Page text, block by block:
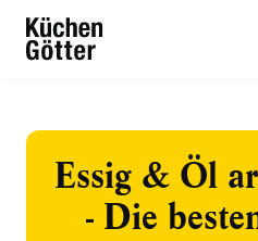
Essig & Öl
- Die